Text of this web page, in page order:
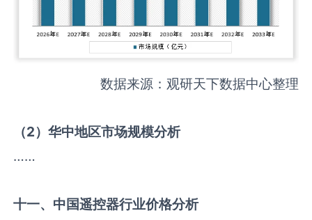
数据来源：观研天下数据中心整理
（2）华中地区市场规模分析
……
十一、中国遥控器行业价格分析